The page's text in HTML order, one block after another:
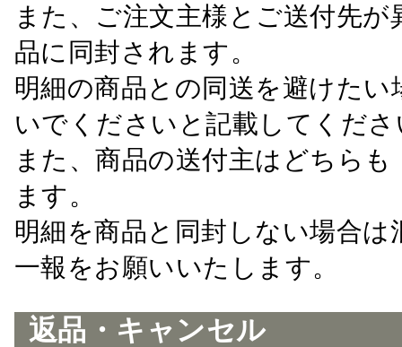
また、ご注文主様とご送付先
品に同封されます。
明細の商品との同送を避けた
いでくださいと記載してくださ
また、商品の送付主はどちら
ます。
明細を商品と同封しない場合
一報をお願いいたします。
返品・キャンセル